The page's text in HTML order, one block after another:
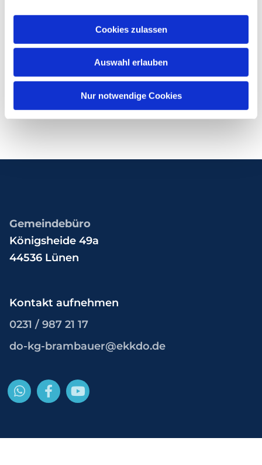
Cookies zulassen
Auswahl erlauben
Nur notwendige Cookies
Gemeindebüro
Königsheide 49a
44536 Lünen
Kontakt aufnehmen
0231 / 987 21 17
do-kg-brambauer@ekkdo.de